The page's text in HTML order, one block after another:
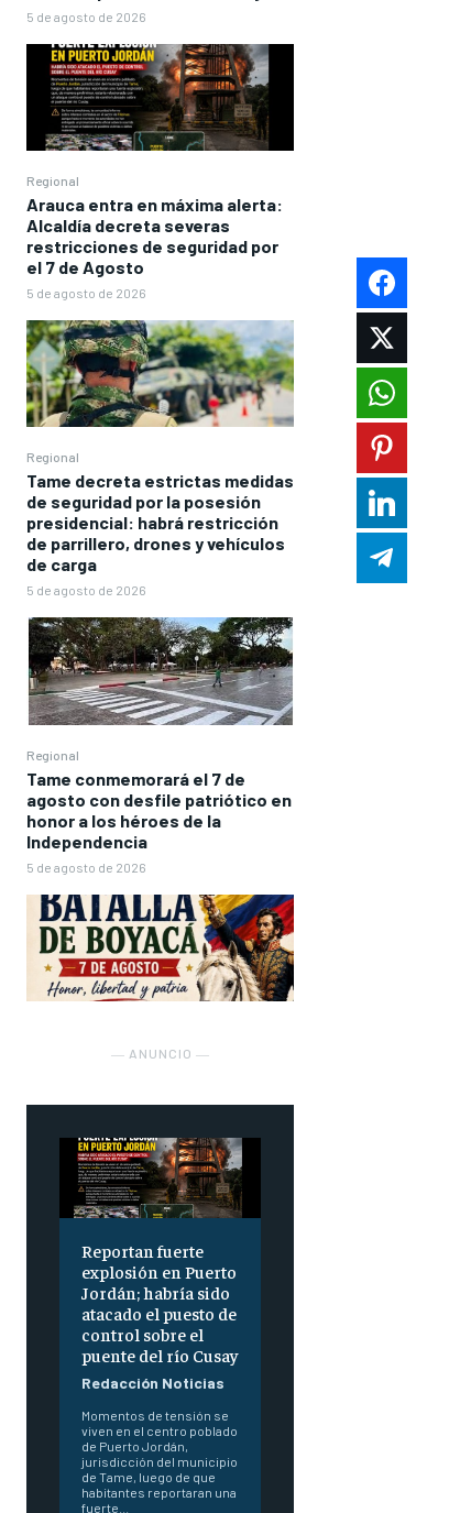
5 de agosto de 2026
Regional
Arauca entra en máxima alerta:
Alcaldía decreta severas
restricciones de seguridad por
el 7 de Agosto
5 de agosto de 2026
Regional
Tame decreta estrictas medidas
de seguridad por la posesión
presidencial: habrá restricción
de parrillero, drones y vehículos
de carga
5 de agosto de 2026
Regional
Tame conmemorará el 7 de
agosto con desfile patriótico en
honor a los héroes de la
Independencia
5 de agosto de 2026
― ANUNCIO ―
Reportan fuerte
explosión en Puerto
Jordán; habría sido
atacado el puesto de
control sobre el
puente del río Cusay
Redacción Noticias
Momentos de tensión se
viven en el centro poblado
de Puerto Jordán,
jurisdicción del municipio
de Tame, luego de que
habitantes reportaran una
fuerte...